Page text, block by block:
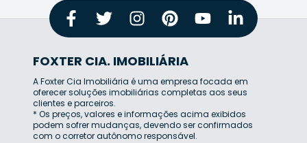
FOXTER CIA. IMOBILIÁRIA
A Foxter Cia Imobiliária é uma empresa focada em
oferecer soluções imobiliárias completas aos seus
clientes e parceiros.
* Os preços, valores e informações acima exibidos
podem sofrer mudanças, devendo ser confirmados
com o corretor autônomo responsável.